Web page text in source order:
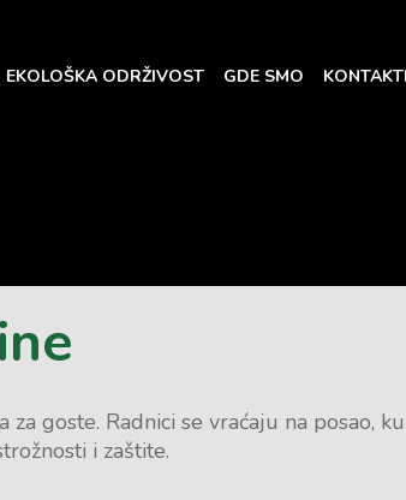
EKOLOŠKA ODRŽIVOST GDE SMO
goste. Radnici se vraćaju na posao,
i zaštite.